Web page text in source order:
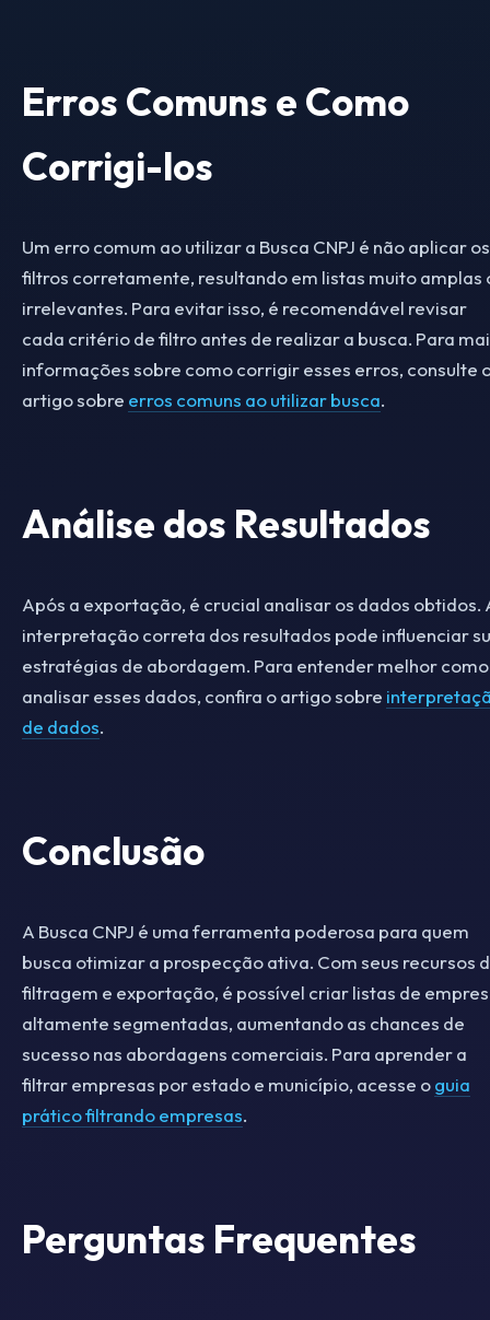
Erros Comuns e Como
Corrigi-los
Um erro comum ao utilizar a Busca CNPJ é não aplicar os
filtros corretamente, resultando em listas muito amplas
irrelevantes. Para evitar isso, é recomendável revisar
cada critério de filtro antes de realizar a busca. Para
informações sobre como corrigir esses erros, consulte
artigo sobre erros comuns ao utilizar busca.
Análise dos Resultados
Após a exportação, é crucial analisar os dados obtidos.
interpretação correta dos resultados pode influenciar
estratégias de abordagem. Para entender melhor como
analisar esses dados, confira o artigo sobre
de dados.
Conclusão
A Busca CNPJ é uma ferramenta poderosa para quem
busca otimizar a prospecção ativa. Com seus recursos
filtragem e exportação, é possível criar listas de
altamente segmentadas, aumentando as chances de
sucesso nas abordagens comerciais. Para aprender a
filtrar empresas por estado e município, acesse oguia
prático filtrando empresas.
Perguntas Frequentes